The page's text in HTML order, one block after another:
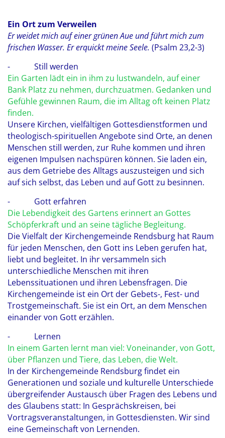
Ein Ort zum Verweilen
Er weidet mich auf einer grünen Aue und führt mich zum
frischen Wasser. Er erquickt meine Seele. (Psalm 23,2-3)
- Still werden
Ein Garten lädt ein in ihm zu lustwandeln, auf einer
Bank Platz zu nehmen, durchzuatmen. Gedanken und
Gefühle gewinnen Raum, die im Alltag oft keinen Platz
finden.
Unsere Kirchen, vielfältigen Gottesdienstformen und
theologisch-spirituellen Angebote sind Orte, an denen
Menschen still werden, zur Ruhe kommen und ihren
eigenen Impulsen nachspüren können. Sie laden ein,
aus dem Getriebe des Alltags auszusteigen und sich
auf sich selbst, das Leben und auf Gott zu besinnen.
- Gott erfahren
Die Lebendigkeit des Gartens erinnert an Gottes
Schöpferkraft und an seine tägliche Begleitung.
Die Vielfalt der Kirchengemeinde Rendsburg hat Raum
für jeden Menschen, den Gott ins Leben gerufen hat,
liebt und begleitet. In ihr versammeln sich
unterschiedliche Menschen mit ihren
Lebenssituationen und ihren Lebensfragen. Die
Kirchengemeinde ist ein Ort der Gebets-, Fest- und
Trostgemeinschaft. Sie ist ein Ort, an dem Menschen
einander von Gott erzählen.
- Lernen
In einem Garten lernt man viel: Voneinander, von Gott,
über Pflanzen und Tiere, das Leben, die Welt.
In der Kirchengemeinde Rendsburg findet ein
Generationen und soziale und kulturelle Unterschiede
übergreifender Austausch über Fragen des Lebens und
des Glaubens statt: In Gesprächskreisen, bei
Vortragsveranstaltungen, in Gottesdiensten. Wir sind
eine Gemeinschaft von Lernenden.